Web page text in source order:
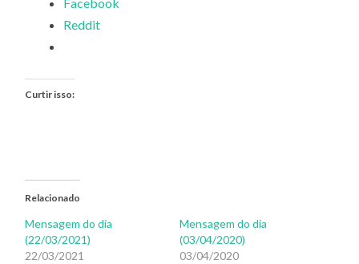
Reddit
Curtir isso:
Relacionado
Mensagem do dia
(22/03/2021)
22/03/2021
Mensagem do dia
(03/04/2020)
03/04/2020